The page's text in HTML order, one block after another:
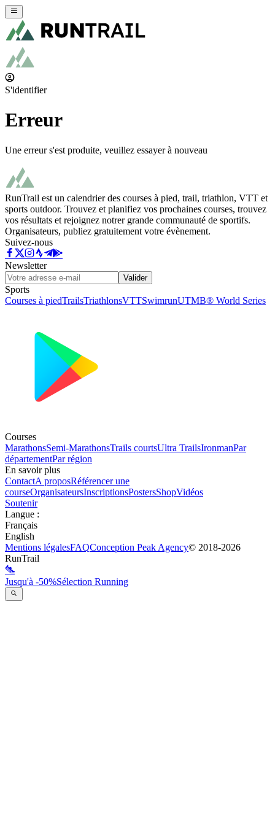
S'identifier
Erreur
Une erreur s'est produite, veuillez essayer à nouveau
RunTrail est un calendrier des courses à pied, trail, triathlon, VTT et
sports outdoor. Trouvez et planifiez vos prochaines courses, trouvez
vos résultats et rejoignez notrer grande communauté de sportifs.
Organisateurs, publiez gratuitement votre évènement.
Suivez-nous
Newsletter
Valider
Sports
Courses à piedTrailsTriathlonsVTTSwimrunUTMB® World Series
Courses
MarathonsSemi-MarathonsTrails courtsUltra TrailsIronmanPar
départementPar région
En savoir plus
ContactA proposRéférencer une
courseOrganisateursInscriptionsPostersShopVidéos
Soutenir
Langue :
Français
English
Mentions légalesFAQConception Peak Agency© 2018-2026
RunTrail
Jusqu'à -50%Sélection Running